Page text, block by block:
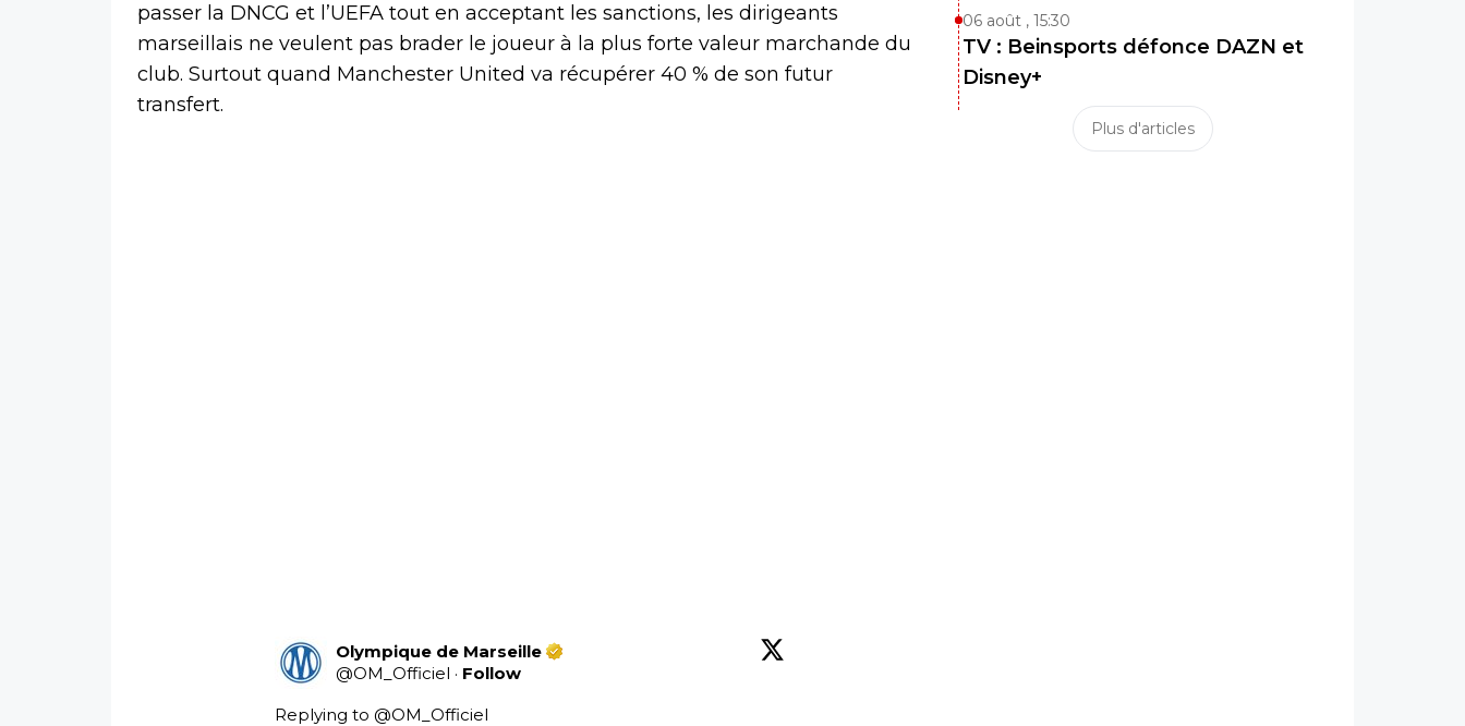
passer la DNCG et l’UEFA tout en acceptant les sanctions, les dirigeants
marseillais ne veulent pas brader le joueur à la plus forte valeur marchande du
club. Surtout quand Manchester United va récupérer 40 % de son futur
transfert.
Olympique de Marseille
@OM_Officiel · Follow
Replying to @OM_Officiel
06 août , 15:30
TV : Beinsports défonce DAZN et
Disney+
Plus d'articles